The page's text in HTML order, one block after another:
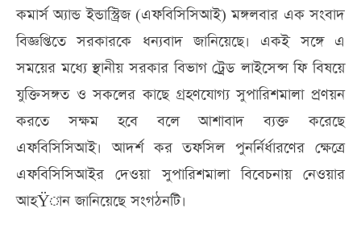
কমার্স অ্যান্ড ইন্ডাস্ট্রিজ (এফবিসিসিআই) মঙ্গলবার এক সংবাদ
বিজ্ঞপ্তিতে সরকারকে ধন্যবাদ জানিয়েছে। একই সঙ্গে এ
সময়ের মধ্যে স্থানীয় সরকার বিভাগ ট্রেড লাইসেন্স ফি বিষয়ে
যুক্তিসঙ্গত ও সকলের কাছে গ্রহণযোগ্য সুপারিশমালা প্রণয়ন
করতে সক্ষম হবে বলে আশাবাদ ব্যক্ত করেছে
এফবিসিসিআই। আদর্শ কর তফসিল পুনর্নির্ধারণের ক্ষেত্রে
এফবিসিসিআইর দেওয়া সুপারিশমালা বিবেচনায় নেওয়ার
আহŸান জানিয়েছে সংগঠনটি।